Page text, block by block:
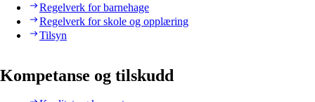
Regelverk for barnehage
Regelverk for skole og opplæring
Tilsyn
Kompetanse og tilskudd